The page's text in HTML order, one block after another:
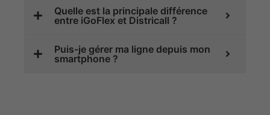
Quelle est la principale différence
entre iGoFlex et Districall ?
Puis-je gérer ma ligne depuis mon
smartphone ?